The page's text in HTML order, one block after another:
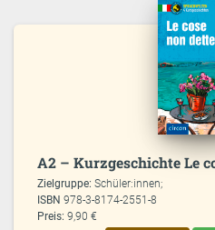
A2 – Kurzgeschichte Le
Zielgruppe:Schüler:innen;
ISBN978-3-8174-2551-8
Preis: 9,90 €